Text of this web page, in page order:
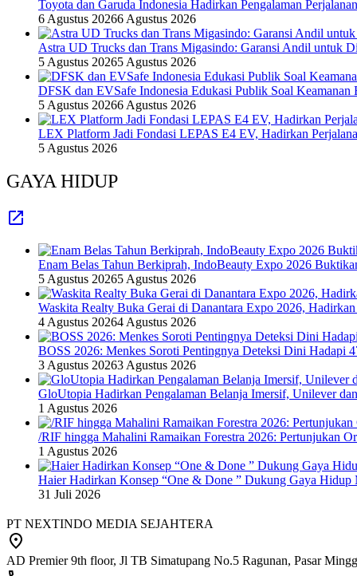
Toyota dan Garuda Indonesia Hadirkan Pengalaman
6 Agustus 20266 Agustus 2026
Astra UD Trucks dan Trans Migasindo: Garansi Andil untuk
5 Agustus 20265 Agustus 2026
DFSK dan EVSafe Indonesia Edukasi Publik Soal
5 Agustus 20266 Agustus 2026
LEX Platform Jadi Fondasi LEPAS E4 EV, Hadirkan
5 Agustus 2026
GAYA HIDUP
Enam Belas Tahun Berkiprah, IndoBeauty Expo 2026
5 Agustus 20265 Agustus 2026
Waskita Realty Buka Gerai di Danantara Expo 2026,
4 Agustus 20264 Agustus 2026
BOSS 2026: Menkes Soroti Pentingnya Deteksi Dini Hadapi
3 Agustus 20263 Agustus 2026
GloUtopia Hadirkan Pengalaman Belanja Imersif, Unilever
1 Agustus 2026
/RIF hingga Mahalini Ramaikan Forestra 2026: Pertunjukan
1 Agustus 2026
Haier Hadirkan Konsep “One & Done ” Dukung Gaya Hidup
31 Juli 2026
PT NEXTINDO MEDIA SEJAHTERA
AD Premier 9th floor, Jl TB Simatupang No.5 Ragunan, Pasar